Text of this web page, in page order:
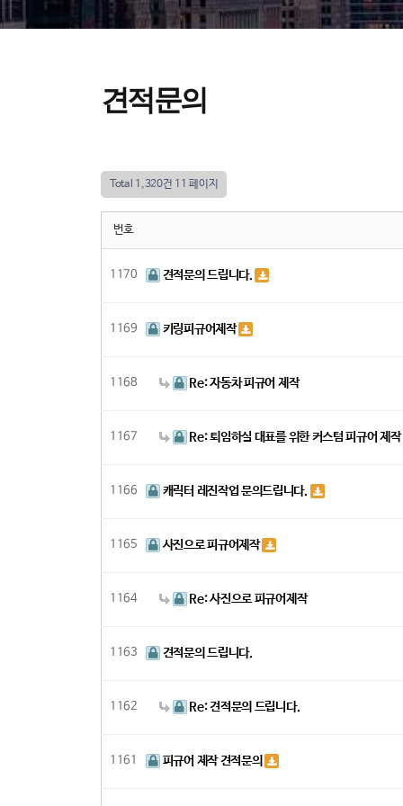
견적문의
Total 1,320건 11 페이지
번호
1170 견적문의 드립니다.
1169 키링피규어제작
1168 Re: 자동차 피규어 제작
1167 Re: 퇴임하실 대표를 위한 커스텀 피규어 제
1166 캐릭터 레진작업 문의드립니다.
1165 사진으로 피규어제작
1164 Re: 사진으로 피규어제작
1163 견적문의 드립니다.
1162 Re: 견적문의 드립니다.
1161 피규어 제작 견적문의